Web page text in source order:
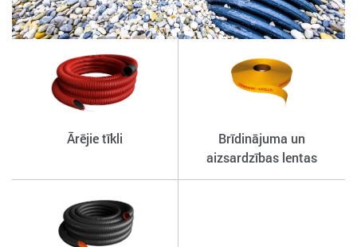
Ārējie tīkli
Brīdinājuma un
aizsardzības lentas